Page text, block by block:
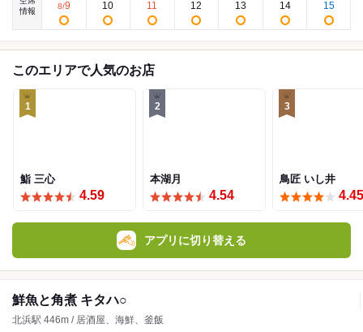
情報
8/9 10 11 12 13 14 15
このエリアで人気のお店
1
鮨 三心
4.59
2
本湖月
4.54
3
鳥匠 いし井
4.45
アプリに切り替える
鮮魚と角煮 キタハ○
北浜駅 446m / 居酒屋、海鮮、釜飯